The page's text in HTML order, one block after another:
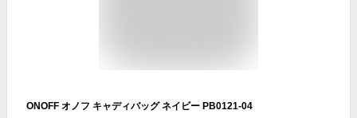
ONOFF オノフ キャディバッグ ネイビー PB0121-04